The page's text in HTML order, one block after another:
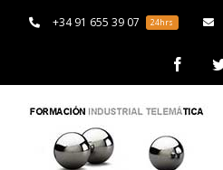
+34 91 655 39 07 24hrs